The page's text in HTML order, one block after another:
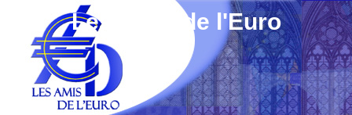
Les Amis de l'Euro